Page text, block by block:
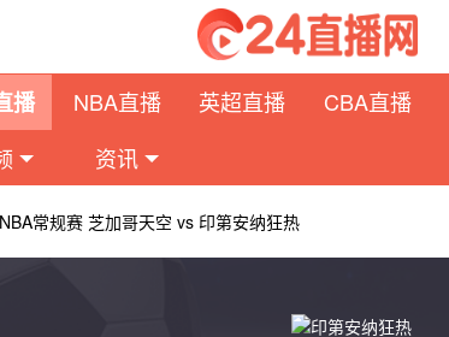
播 NBA直播 英超直播 CBA直播
资讯
常规赛 芝加哥天空 vs 印第安纳狂热